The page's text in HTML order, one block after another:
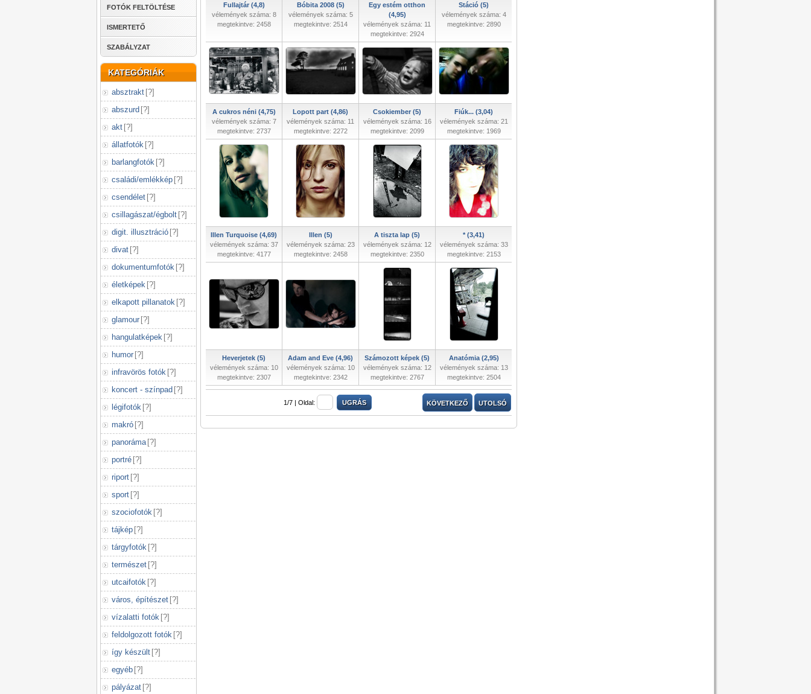
FOTÓK FELTÖLTÉSE
ISMERTETŐ
SZABÁLYZAT
KATEGÓRIÁK
absztrakt [?]
abszurd [?]
akt [?]
állatfotók [?]
barlangfotók [?]
családi/emlékkép [?]
csendélet [?]
csillagászat/égbolt [?]
digit. illusztráció [?]
divat [?]
dokumentumfotók [?]
életképek [?]
elkapott pillanatok [?]
glamour [?]
hangulatképek [?]
humor [?]
infravörös fotók [?]
koncert - színpad [?]
légifotók [?]
makró [?]
panoráma [?]
portré [?]
riport [?]
sport [?]
szociofotók [?]
tájkép [?]
tárgyfotók [?]
természet [?]
utcaifotók [?]
város, építészet [?]
vízalatti fotók [?]
feldolgozott fotók [?]
így készült [?]
egyéb [?]
pályázat [?]
Fullajtár (4,8)
vélemények száma: 8
megtekintve: 2458
Bóbita 2008 (5)
vélemények száma: 5
megtekintve: 2514
Egy estém otthon
(4,95)
vélemények száma: 11
megtekintve: 2924
Stáció (5)
vélemények száma: 4
megtekintve: 2890
A cukros néni (4,75)
vélemények száma: 7
megtekintve: 2737
Lopott part (4,86)
vélemények száma: 11
megtekintve: 2272
Csokiember (5)
vélemények száma: 16
megtekintve: 2099
Fiúk... (3,04)
vélemények száma: 21
megtekintve: 1969
Illen Turquoise (4,69)
vélemények száma: 37
megtekintve: 4177
Illen (5)
vélemények száma: 23
megtekintve: 2458
A tiszta lap (5)
vélemények száma: 12
megtekintve: 2350
* (3,41)
vélemények száma: 33
megtekintve: 2153
Heverjetek (5)
vélemények száma: 10
megtekintve: 2307
Adam and Eve (4,96)
vélemények száma: 10
megtekintve: 2342
Számozott képek (5)
vélemények száma: 12
megtekintve: 2767
Anatómia (2,95)
vélemények száma: 13
megtekintve: 2504
1/7 | Oldal: KÖVETKEZŐ UTOLSÓ